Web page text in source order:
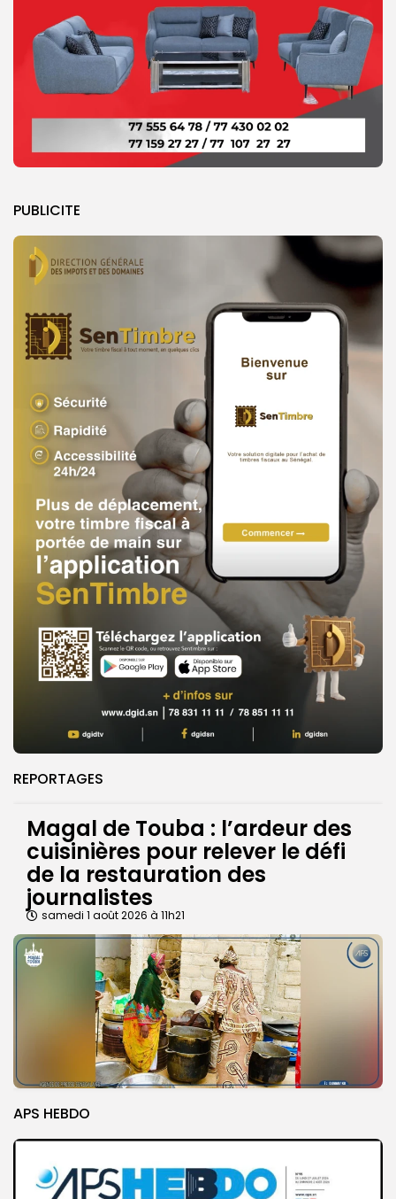
PUBLICITE
REPORTAGES
Magal de Touba : l’ardeur des
cuisinières pour relever le défi
de la restauration des
journalistes
samedi 1 août 2026 à 11h21
APS HEBDO